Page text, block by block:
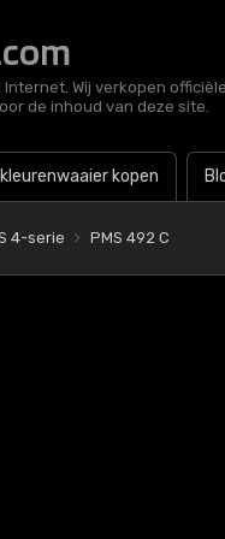
Wij verkopen
de inhoud van deze site.
kopen
4-serie PMS 492 C